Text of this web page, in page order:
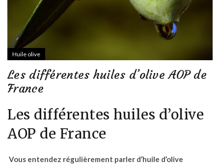
Huile olive
Les différentes huiles d’olive AOP de
France
Les différentes huiles d’olive
AOP de France
Vous entendez régulièrement parler d’huile d’olive